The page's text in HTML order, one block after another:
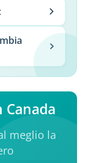
Canada
meglio la